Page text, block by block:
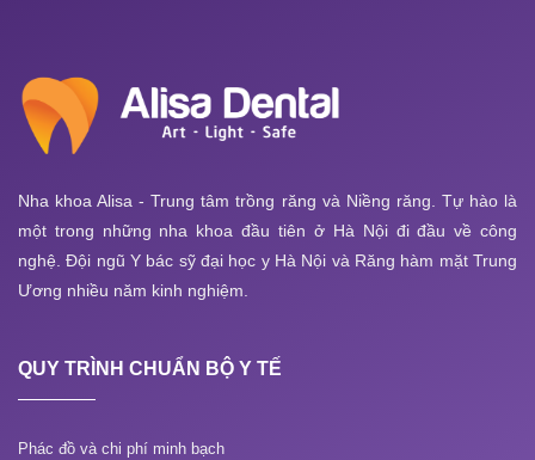
Nha khoa Alisa - Trung tâm trồng răng và Niềng răng. Tự hào là
một trong những nha khoa đầu tiên ở Hà Nội đi đầu về công
nghệ. Đội ngũ Y bác sỹ đại học y Hà Nội và Răng hàm mặt Trung
Ương nhiều năm kinh nghiệm.
QUY TRÌNH CHUẨN BỘ Y TẾ
Phác đồ và chi phí minh bạch